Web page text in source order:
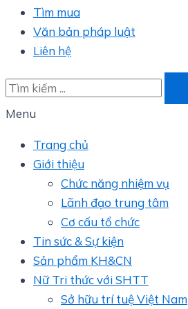
Tìm mua
Văn bản pháp luật
Liên hệ
Menu
Trang chủ
Giới thiệu
Chức năng nhiệm vụ
Lãnh đạo trung tâm
Cơ cấu tổ chức
Tin sức & Sự kiện
Sản phẩm KH&CN
Nữ Tri thức với SHTT
Sở hữu trí tuệ Việt Nam